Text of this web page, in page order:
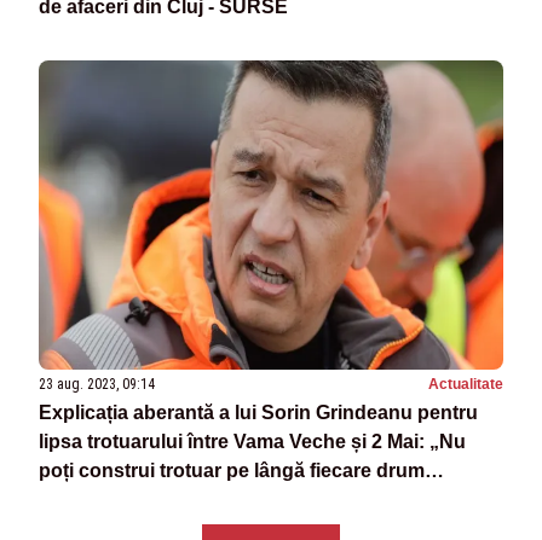
de afaceri din Cluj - SURSE
23 aug. 2023, 09:14 Actualitate
Explicația aberantă a lui Sorin Grindeanu pentru
lipsa trotuarului între Vama Veche și 2 Mai: „Nu
poți construi trotuar pe lângă fiecare drum